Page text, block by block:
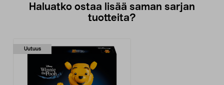
Haluatko ostaa lisää saman sarjan
tuotteita?
Uutuus